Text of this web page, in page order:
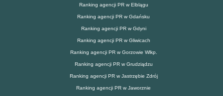
Ranking agencji PR w Elblągu
Ranking agencji PR w Gdańsku
Ranking agencji PR w Gdyni
Ranking agencji PR w Gliwicach
Ranking agencji PR w Gorzowie Wlkp.
Ranking agencji PR w Grudziądzu
Ranking agencji PR w Jastrzębie Zdrój
Ranking agencji PR w Jaworznie